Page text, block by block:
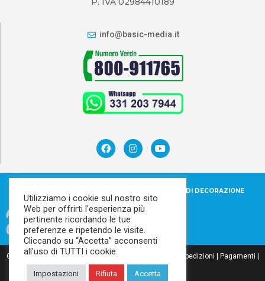
info@basic-media.it
SIAMO IL PRIMO NETWORK DI DECORAZIONE
AUTOMEZZI IN ITALIA
Cookie policy |Privacy policy|Condizioni di vendita e Spedizioni Pagamenti
Credits
Utilizziamo i cookie sul nostro sito
Web per offrirti l'esperienza più
pertinente ricordando le tue
preferenze e ripetendo le visite.
Cliccando su “Accetta” acconsenti
all'uso di TUTTI i cookie.
Impostazioni Rifiuta Accetta